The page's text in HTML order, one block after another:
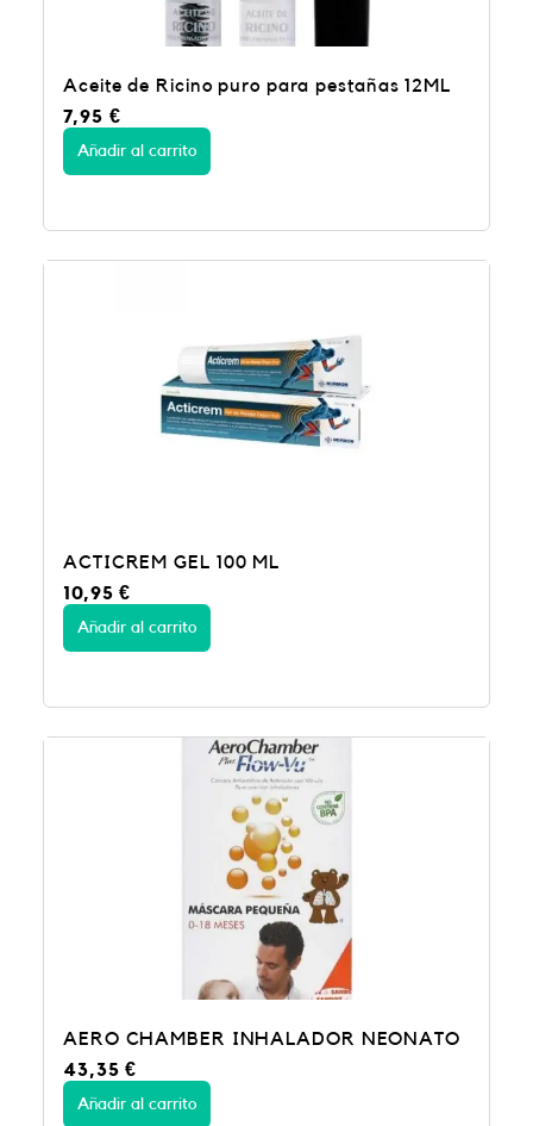
Aceite de Ricino puro para pestañas 12ML
7,95 €
Añadir al carrito
ACTICREM GEL 100 ML
10,95€
Añadir al carrito
AERO CHAMBER INHALADOR NEONATO
43,35€
Añadir al carrito